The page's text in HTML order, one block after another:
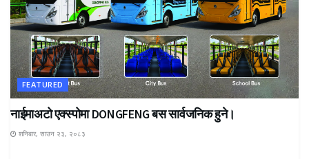
FEATURED
नाईमाअटो एक्स्पोमा DONGFENG बस सार्वजनिक हुने।
शनिबार, साउन २३, २०८३